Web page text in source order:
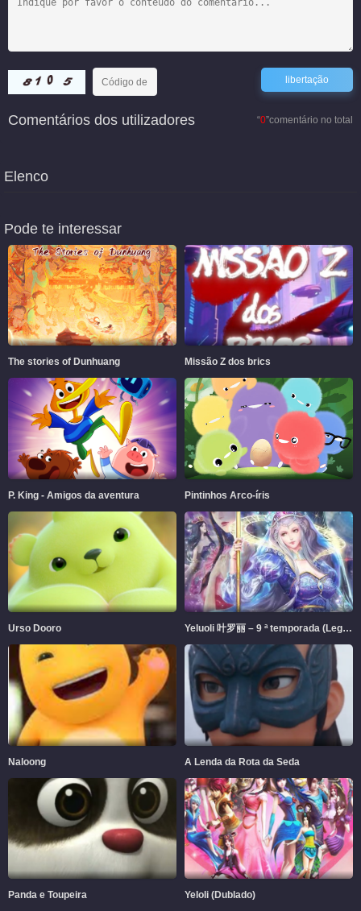
“0”comentário no total
Comentários dos utilizadores
Elenco
Pode te interessar
The stories of Dunhuang Missão Z dos brics
P. King - Amigos da aventura Pintinhos Arco-íris
Urso Dooro Yeluoli 叶罗丽 – 9 ª temporada (Legendado)
Naloong A Lenda da Rota da Seda
Panda e Toupeira Yeloli (Dublado)